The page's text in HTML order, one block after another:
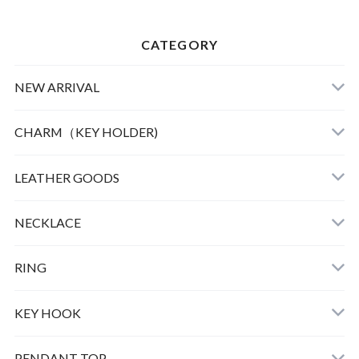
CATEGORY
NEW ARRIVAL
LEATHER
CLOTHING
CHARM（KEY HOLDER)
LEATHER GOODS
NECKLACE
GOOD LIFE CHARM
BULL DOG
RING
KEY HOOK